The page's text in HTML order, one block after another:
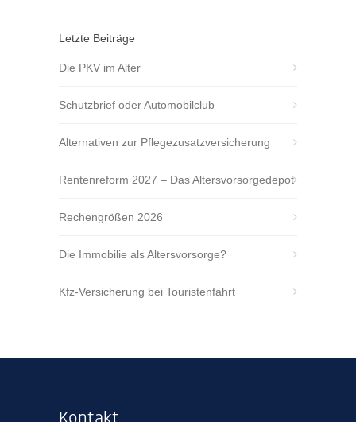
Letzte Beiträge
Die PKV im Alter
Schutzbrief oder Automobilclub
Alternativen zur Pflegezusatzversicherung
Rentenreform 2027 – Das Altersvorsorgedepot
Rechengrößen 2026
Die Immobilie als Altersvorsorge?
Kfz-Versicherung bei Touristenfahrt